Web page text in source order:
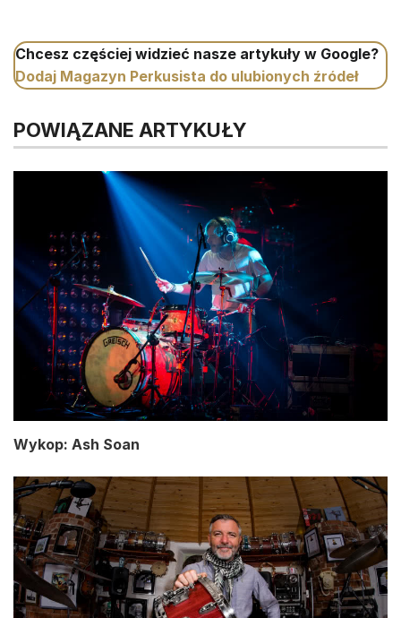
Chcesz częściej widzieć nasze artykuły w Google?
Dodaj Magazyn Perkusista do ulubionych źródeł
POWIĄZANE ARTYKUŁY
Wykop: Ash Soan